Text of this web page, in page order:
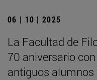
06 | 10 | 2025
La Facultad de
70 aniversario
antiguos alumnos